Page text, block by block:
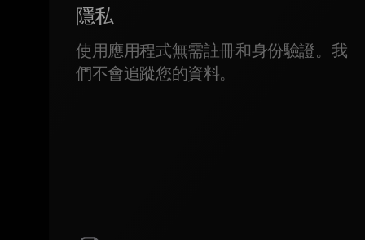
隱私
使用應用程式無需註冊和身份驗證。我
們不會追蹤您的資料。